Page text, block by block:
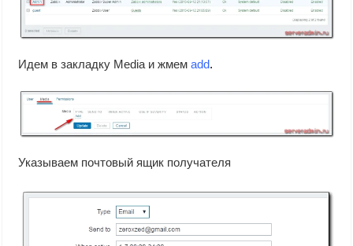
Идем в закладку Media и жмемadd.
Указываем почтовый ящик получателя